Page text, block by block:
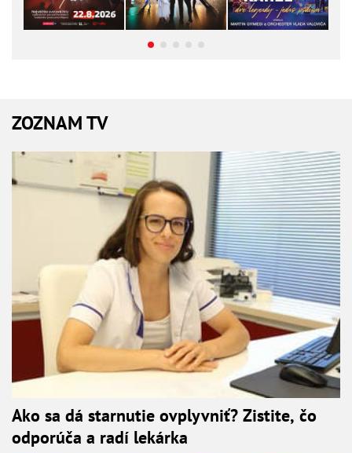
ZOZNAM TV
Ako sa dá starnutie ovplyvniť? Zistite, čo
odporúča a radí lekárka